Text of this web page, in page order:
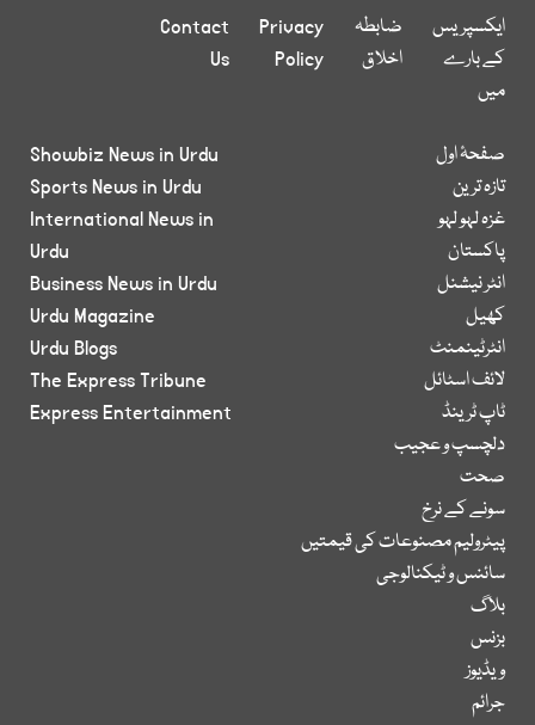
ایکسپریس
کے بارے
میں
ضابطہ
اخلاق
Privacy
Policy
Contact
Us
صفحۂ اول
تازہ ترین
غزہ لہو لہو
پاکستان
انٹر نیشنل
کھیل
انٹرٹینمنٹ
لائف اسٹائل
ٹاپ ٹرینڈ
دلچسپ و عجیب
صحت
سونے کے نرخ
پیٹرولیم مصنوعات کی قیمتیں
سائنس و ٹیکنالوجی
بلاگ
بزنس
ویڈیوز
جرائم
Showbiz News in Urdu
Sports News in Urdu
International News in
Urdu
Business News in Urdu
Urdu Magazine
Urdu Blogs
The Express Tribune
Express Entertainment